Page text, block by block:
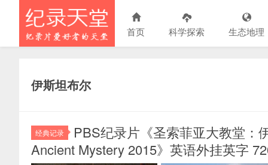
首页 科学探索 生态地理
伊斯坦布尔
经典记录
PBS纪录片《圣索菲亚大教堂：
Ancient Mystery 2015》英语外挂英字